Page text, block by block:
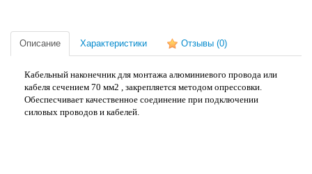
Описание Характеристики Отзывы (0)
Кабельный наконечник для монтажа алюминиевого провода или
кабеля сечением 70 мм2 , закрепляется методом опрессовки.
Обеспесчивает качественное соединение при подключении
силовых проводов и кабелей.